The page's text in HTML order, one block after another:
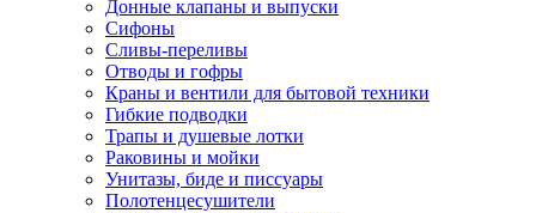
Донные клапаны и выпуски
Сифоны
Сливы-переливы
Отводы и гофры
Краны и вентили для бытовой техники
Гибкие подводки
Трапы и душевые лотки
Раковины и мойки
Унитазы, биде и писсуары
Полотенцесушители